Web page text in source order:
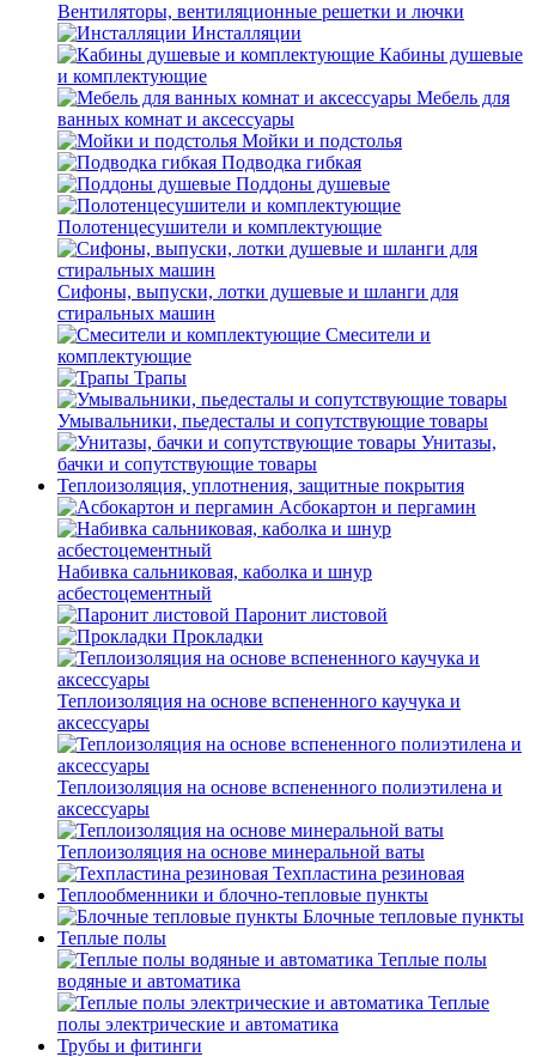
Вентиляторы, вентиляционные решетки и лючки
Инсталляции
Кабины душевые
и комплектующие
Мебель для
ванных комнат и аксессуары
Мойки и подстолья
Подводка гибкая
Поддоны душевые
Полотенцесушители и комплектующие
Сифоны, выпуски, лотки душевые и шланги для
стиральных машин
Смесители и
комплектующие
Трапы
Умывальники, пьедесталы и сопутствующие товары
Унитазы,
бачки и сопутствующие товары
Теплоизоляция, уплотнения, защитные покрытия
Асбокартон и пергамин
Набивка сальниковая, каболка и шнур
асбестоцементный
Паронит листовой
Прокладки
Теплоизоляция на основе вспененного каучука и
аксессуары
Теплоизоляция на основе вспененного полиэтилена и
аксессуары
Теплоизоляция на основе минеральной ваты
Техпластина резиновая
Теплообменники и блочно-тепловые пункты
Блочные тепловые пункты
Теплые полы
Теплые полы
водяные и автоматика
Теплые
полы электрические и автоматика
Трубы и фитинги